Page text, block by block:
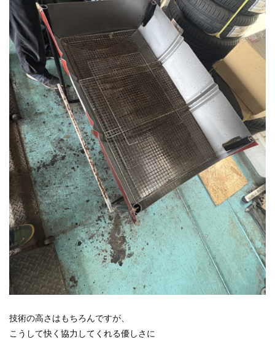
技術の高さはもちろんですが、
こうして快く協力してくれる優しさに